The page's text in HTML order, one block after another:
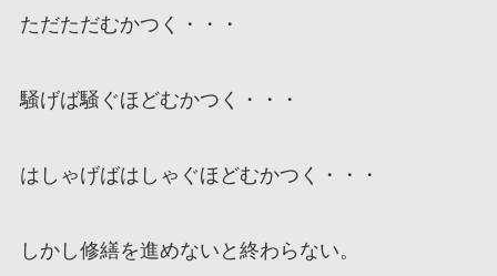
ただただむかつく・・・
騒げば騒ぐほどむかつく・・・
はしゃげばはしゃぐほどむかつく・・・
しかし修繕を進めないと終わらない。